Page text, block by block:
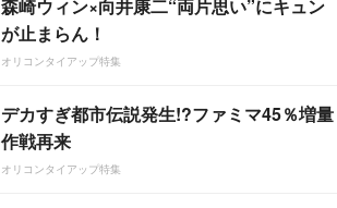
森崎ウィン×向井康二“両片思い”にキュン
が止まらん！
オリコンタイアップ特集
デカすぎ都市伝説発生!?ファミマ45％増量
作戦再来
オリコンタイアップ特集